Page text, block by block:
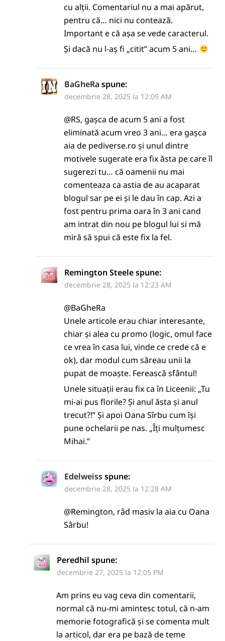
cu alții. Comentariul nu a mai apărut,
pentru că… nici nu contează.
Important e că așa se vede caracterul.
Și dacă nu l-aș fi „citit” acum 5 ani…
BaGheRa spune:
decembrie 28, 2025 la 12:09 AM
@RS, gașca de acum 5 ani a fost
eliminată acum vreo 3 ani… era gașca
aia de pediverse.ro și unul dintre
motivele sugerate era fix ăsta pe care îl
sugerezi tu… că oamenii nu mai
comenteaza ca astia de au acaparat
blogul sar pe ei și le dau în cap. Azi a
fost pentru prima oara în 3 ani cand
am intrat din nou pe blogul lui si mă
miră să spui că este fix la fel.
Remington Steele spune:
decembrie 28, 2025 la 12:23 AM
@BaGheRa
Unele articole erau chiar interesante,
chiar și alea cu promo (logic, omul face
ce vrea în casa lui, vinde ce crede că e
ok), dar modul cum săreau unii la
pupat de moaște. Ferească sfântul!
Unele situații erau fix ca în Liceenii: „Tu
mi-ai pus florile? Și anul ăsta și anul
trecut?!” Și apoi Oana Sîrbu cum își
pune ochelarii pe nas. „Îți mulțumesc
Mihai.”
Edelweiss spune:
decembrie 28, 2025 la 12:28 AM
@Remington, râd masiv la aia cu Oana
Sârbu!
Peredhil spune:
decembrie 27, 2025 la 12:05 PM
Am prins eu vag ceva din comentarii,
normal că nu-mi amintesc totul, că n-am
memorie fotografică și se comenta mult
la articol, dar era pe bază de teme